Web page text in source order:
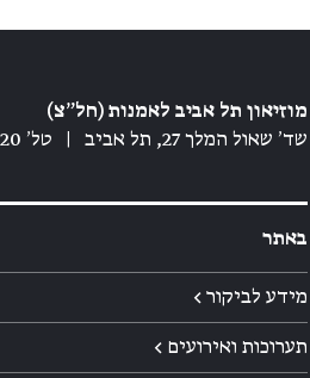
מוזיאון תל אביב לאמנות (חל״צ)
שד׳ שאול המלך 27, תל אביב
טל׳ 03-6077020
באתר
מידע לביקור ←
תערוכות ואירועים ←